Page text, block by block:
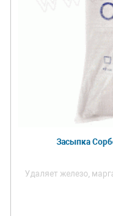
Засыпка
Удаляет железо,